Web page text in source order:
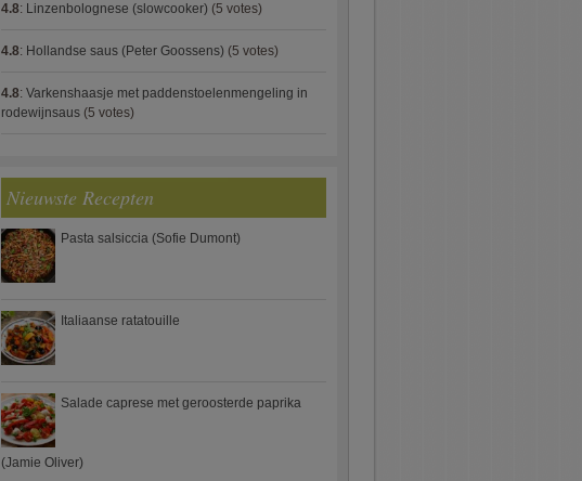
4.8: Linzenbolognese (slowcooker) (5 votes)
4.8: Hollandse saus (Peter Goossens) (5 votes)
4.8: Varkenshaasje met paddenstoelenmengeling in
rodewijnsaus (5 votes)
Nieuwste Recepten
Pasta salsiccia (Sofie Dumont)
Italiaanse ratatouille
Salade caprese met geroosterde paprika
(Jamie Oliver)